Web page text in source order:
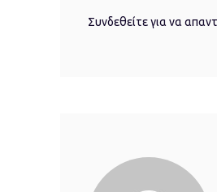
Συνδεθείτε για να